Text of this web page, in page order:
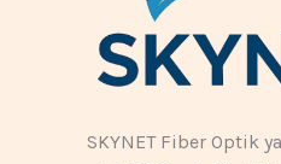
SKYNET Fiber Optik